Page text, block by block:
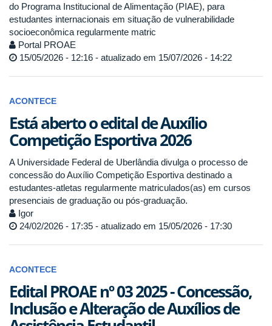
do Programa Institucional de Alimentação (PIAE), para
estudantes internacionais em situação de vulnerabilidade
socioeconômica regularmente matric
Portal PROAE
15/05/2026 - 12:16 - atualizado em 15/07/2026 - 14:22
ACONTECE
Está aberto o edital de Auxílio
Competição Esportiva 2026
A Universidade Federal de Uberlândia divulga o processo de
concessão do Auxílio Competição Esportiva destinado a
estudantes-atletas regularmente matriculados(as) em cursos
presenciais de graduação ou pós-graduação.
Igor
24/02/2026 - 17:35 - atualizado em 15/05/2026 - 17:30
ACONTECE
Edital PROAE nº 03 2025 - Concessão,
Inclusão e Alteração de Auxílios de